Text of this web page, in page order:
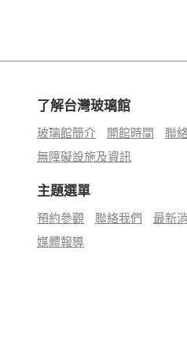
了解台灣玻璃館
玻璃館簡介 開館時間 聯
無障礙設施及資訊
主題選單
預約參觀 聯絡我們 最新
媒體報導